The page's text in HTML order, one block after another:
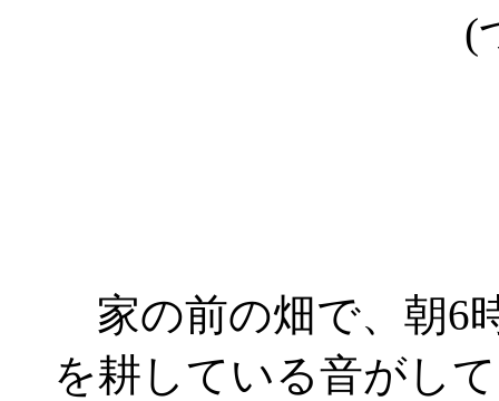
(
家の前の畑で、朝6
を耕している音がし